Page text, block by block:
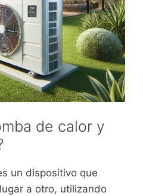
de calor y
un dispositivo que
a otro, utilizando